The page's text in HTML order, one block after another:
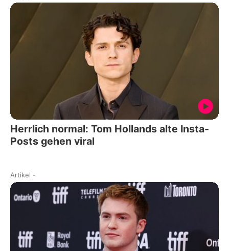
Herrlich normal: Tom Hollands alte Insta-
Posts gehen viral
Artikel -